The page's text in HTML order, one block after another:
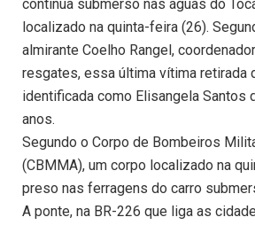
continua submerso nas águas do
localizado na quinta-feira (26).
almirante Coelho Rangel,
resgates, essa última vítima retirada
identificada como Elisangela Santos
anos.
Segundo o Corpo de Bombeiros
(CBMMA), um corpo localizado na
preso nas ferragens do carro
A ponte, na BR-226 que liga as